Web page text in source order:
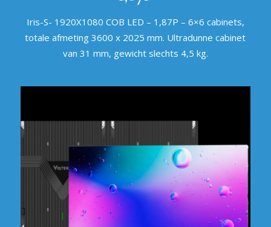
Iris-S- 1920X1080 COB LED – 1,87P – 6×6 cabinets,
totale afmeting 3600 x 2025 mm. Ultradunne cabinet
van 31 mm, gewicht slechts 4,5 kg.